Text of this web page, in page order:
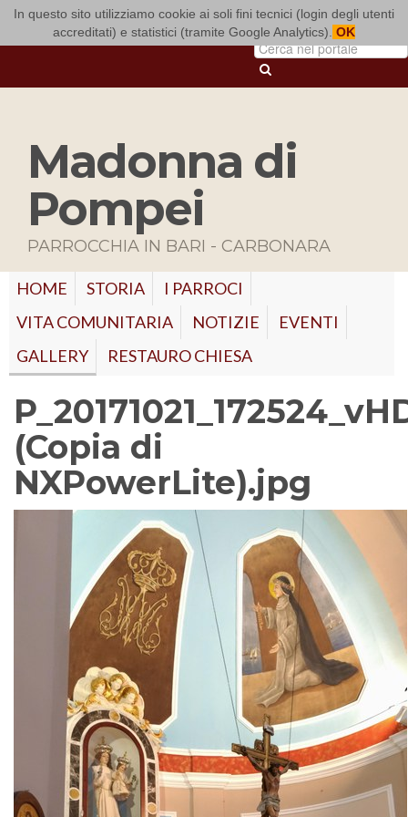
In questo sito utilizziamo cookie ai soli fini tecnici (login degli utenti
accreditati) e statistici (tramite Google Analytics). OK
ARCIDIOCESI DI BARI-BITONTO
Madonna di
Pompei
PARROCCHIA IN BARI - CARBONARA
HOME STORIA
I PARROCI
VITA COMUNITARIA
NOTIZIE
EVENTI
GALLERY
RESTAURO CHIESA
(Copia di
NXPowerLite).jpg